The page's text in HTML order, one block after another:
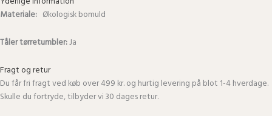
Materiale: Økologisk bomuld
Tåler tørretumbler:Ja
Fragt og retur
Du får fri fragt ved køb over 499 kr. og hurtig levering på blot 1-4 hverdage.
Skulle du fortryde, tilbyder vi 30 dages retur.